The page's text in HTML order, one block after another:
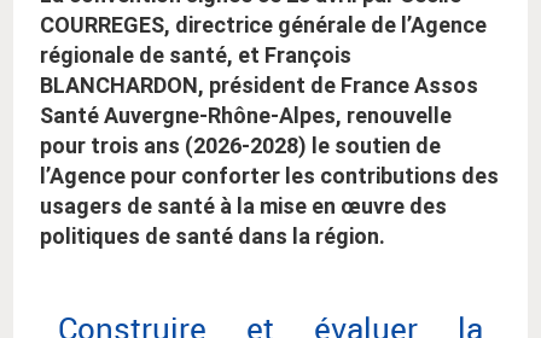
COURREGES, directrice générale de l’Agence
régionale de santé, et François
BLANCHARDON, président de France Assos
Santé Auvergne-Rhône-Alpes, renouvelle
pour trois ans (2026-2028) le soutien de
l’Agence pour conforter les contributions des
usagers de santé à la mise en œuvre des
politiques de santé dans la région.
Construire et évaluer la